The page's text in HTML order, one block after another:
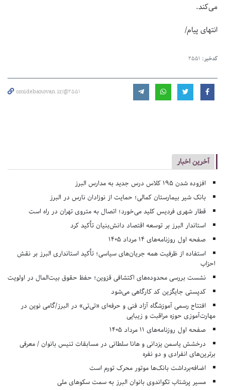
می‌کند.
انتهای پیام/
کدخبر: 2551
omidebanovan.ir/@2551
آخرین اخبار
افزوده شدن ۱۹۵ کلاس درس جدید به مدارس البرز
بانک شیر بیمارستان کمالی؛ حمایت از نوزادان نارس در البرز
قطار شهری فردیس کلید می‌خورد؛ اتصال به متروی تهران در راه است
استاندار البرز بر توسعه اقتصاد دانش‌بنیان تأکید کرد
صفحه اول روزنامه‌های 14 مرداد 1405
استفاده از ظرفیت همه جریان‌های سیاسی؛ تأکید استانداری البرز بر نقش
احزاب
نشست بررسی محدوده‌های اکتشافی قزوین؛ حفظ حقوق بیت‌المال در اولویت
کدپستی جایگزین کد کارگاهی می‌شود
افتتاح رسمی آموزشگاه آزاد فنی و حرفه‌ای «تی‌تی» در البرز/گامی نوین در
مهارت‌آموزی حوزه مراقبت و زیبایی
صفحه اول روزنامه‌های 11 مرداد 1405
درخشش یاسمن یزدانی و هانا سلطانی در مسابقات تنیس بانوان / معرفی
برترین‌های انفرادی و دو نفره
اضافه‌برداشت بانک‌ها موتور محرک تورم است
مسیر پرشتاب تکواندوی بانوان البرز به سمت سکوهای ملی